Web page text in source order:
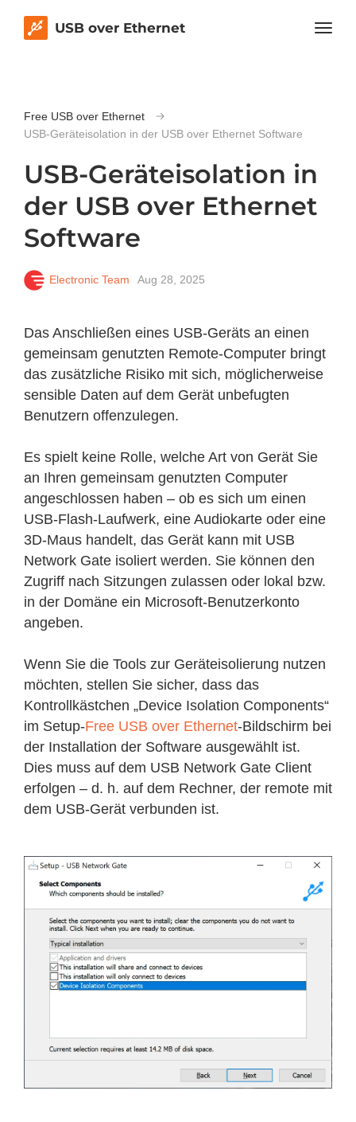
USB over Ethernet
Free USB over Ethernet
USB-Geräteisolation in der USB over Ethernet Software
USB-Geräteisolation in
der USB over Ethernet
Software
Electronic Team Aug 28, 2025
Das Anschließen eines USB-Geräts an einen
gemeinsam genutzten Remote-Computer bringt
das zusätzliche Risiko mit sich, möglicherweise
sensible Daten auf dem Gerät unbefugten
Benutzern offenzulegen.
Es spielt keine Rolle, welche Art von Gerät Sie
an Ihren gemeinsam genutzten Computer
angeschlossen haben – ob es sich um einen
USB-Flash-Laufwerk, eine Audiokarte oder eine
3D-Maus handelt, das Gerät kann mit USB
Network Gate isoliert werden. Sie können den
Zugriff nach Sitzungen zulassen oder lokal bzw.
in der Domäne ein Microsoft-Benutzerkonto
angeben.
Wenn Sie die Tools zur Geräteisolierung nutzen
möchten, stellen Sie sicher, dass das
Kontrollkästchen „Device Isolation Components“
im Setup-Free USB over Ethernet-Bildschirm bei
der Installation der Software ausgewählt ist.
Dies muss auf dem USB Network Gate Client
erfolgen – d. h. auf dem Rechner, der remote mit
dem USB-Gerät verbunden ist.